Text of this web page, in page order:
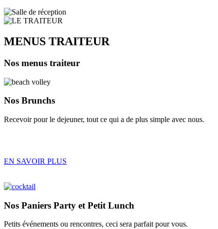
MENUS TRAITEUR
Nos menus traiteur
Nos Brunchs
Recevoir pour le dejeuner, tout ce qui a de plus simple avec nous.
EN SAVOIR PLUS
Nos Paniers Party et Petit Lunch
Petits événements ou rencontres, ceci sera parfait pour vous.